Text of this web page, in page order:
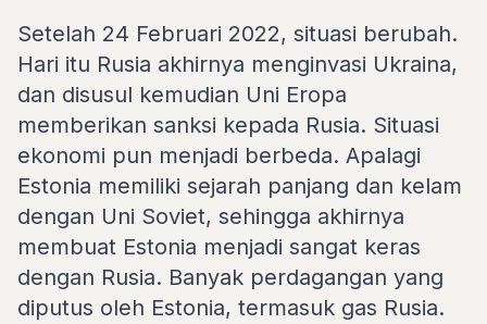
Setelah 24 Februari 2022, situasi berubah.
Hari itu Rusia akhirnya menginvasi Ukraina,
dan disusul kemudian Uni Eropa
memberikan sanksi kepada Rusia. Situasi
ekonomi pun menjadi berbeda. Apalagi
Estonia memiliki sejarah panjang dan kelam
dengan Uni Soviet, sehingga akhirnya
membuat Estonia menjadi sangat keras
dengan Rusia. Banyak perdagangan yang
diputus oleh Estonia, termasuk gas Rusia.